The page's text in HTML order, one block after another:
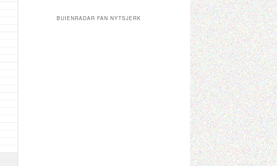
c
BUIENRADAR FAN NYTSJERK